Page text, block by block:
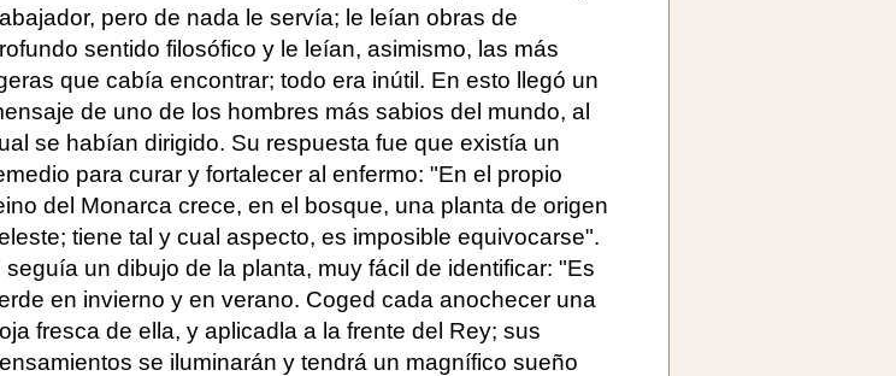
pero de nada le servía; le leían obras de
sentido filosófico y le leían, asimismo, las más
que cabía encontrar; todo era inútil. En esto llegó un
de uno de los hombres más sabios del mundo, al
se habían dirigido. Su respuesta fue que existía un
para curar y fortalecer al enfermo: "En el propio
del Monarca crece, en el bosque, una planta de origen
tiene tal y cual aspecto, es imposible equivocarse".
seguía un dibujo de la planta, muy fácil de identificar: "Es
en invierno y en verano. Coged cada anochecer una
fresca de ella, y aplicadla a la frente del Rey; sus
se iluminarán y tendrá un magnífico sueño